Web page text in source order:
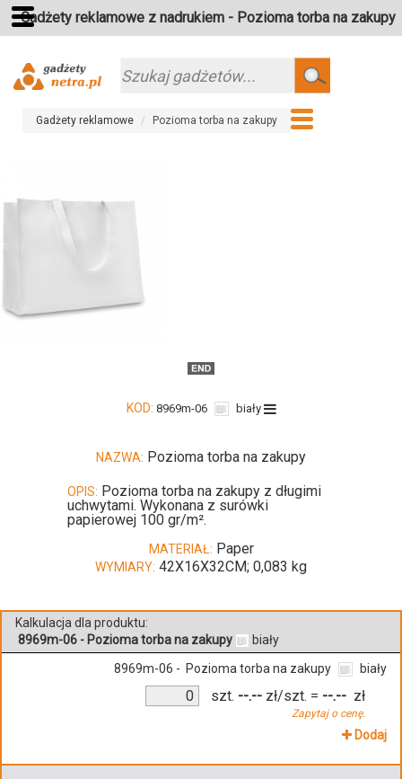
Gadżety reklamowe z nadrukiem - Pozioma torba na zakupy
Szukaj
Gadżety reklamowe Pozioma torba na zakupy
KOD: 8969m-06 biały
NAZWA: Pozioma torba na zakupy
OPIS: Pozioma torba na zakupy z długimi
uchwytami. Wykonana z surówki
papierowej 100 gr/m².
MATERIAŁ: Paper
WYMIARY: 42X16X32CM; 0,083 kg
Kalkulacja dla produktu:
8969m-06 - Pozioma torba na zakupy
biały
8969m-06 - Pozioma torba na zakupy biały
szt. --.-- zł/szt.
Zapytaj o cenę.
= --.-- zł
Dodaj